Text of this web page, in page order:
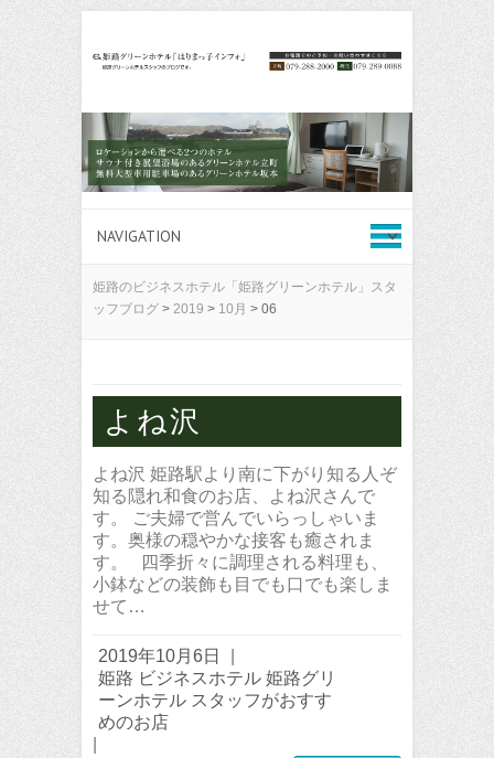
姫路のビジネスホテル「姫路グリーンホテル」スタ
ッフブログ > 2019 > 10月 > 06
よね沢
よね沢 姫路駅より南に下がり知る人ぞ
知る隠れ和食のお店、よね沢さんで
す。 ご夫婦で営んでいらっしゃいま
す。奥様の穏やかな接客も癒されま
す。 四季折々に調理される料理も、
小鉢などの装飾も目でも口でも楽しま
せて…
2019年10月6日
姫路 ビジネスホテル 姫路グリ
ーンホテル スタッフがおすす
めのお店